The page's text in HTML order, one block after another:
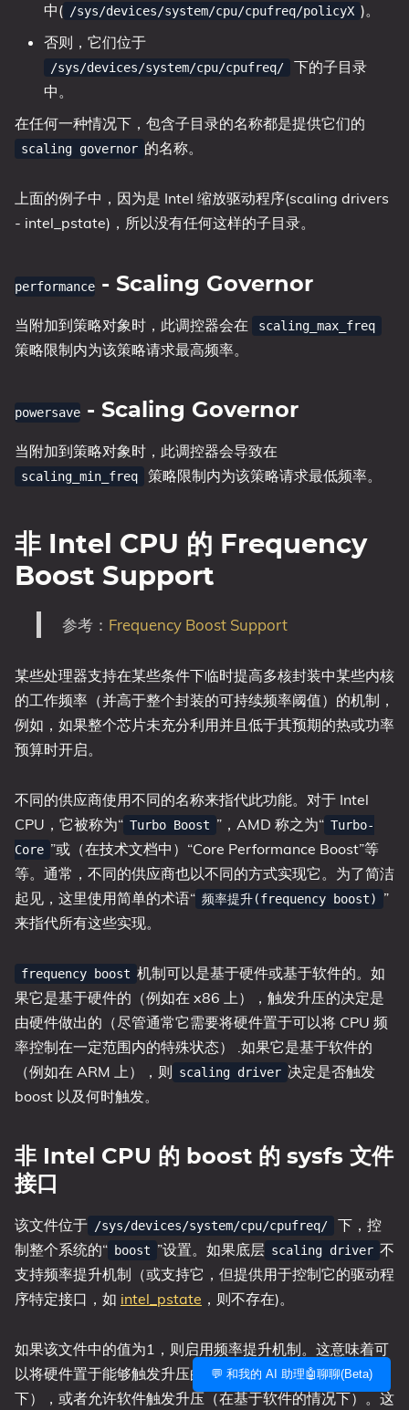
💬 和我的 AI 助理🤖聊聊(Beta)
中( /sys/devices/system/cpu/cpufreq/policyX )。
否则，它们位于
/sys/devices/system/cpu/cpufreq/
下的子目录
中。
在任何一种情况下，包含子目录的名称都是提供它们的
scaling governor 的名称。
上面的例子中，因为是 Intel 缩放驱动程序(scaling drivers
- intel_pstate)，所以没有任何这样的子目录。
performance - Scaling Governor
当附加到策略对象时，此调控器会在 scaling_max_freq
策略限制内为该策略请求最高频率。
powersave - Scaling Governor
当附加到策略对象时，此调控器会导致在
scaling_min_freq 策略限制内为该策略请求最低频率。
非 Intel CPU 的 Frequency
Boost Support
参考： Frequency Boost Support
某些处理器支持在某些条件下临时提高多核封装中某些内核
的工作频率（并高于整个封装的可持续频率阈值）的机制，
例如，如果整个芯片未充分利用并且低于其预期的热或功率
预算时开启。
不同的供应商使用不同的名称来指代此功能。对于 Intel
CPU，它被称为“ Turbo Boost ”，AMD 称之为“ Turbo-
Core ”或（在技术文档中）“Core Performance Boost”等
等。通常，不同的供应商也以不同的方式实现它。为了简洁
起见，这里使用简单的术语“ 频率提升(frequency boost)
”
来指代所有这些实现。
frequency boost 机制可以是基于硬件或基于软件的。如
果它是基于硬件的（例如在 x86 上），触发升压的决定是
由硬件做出的（尽管通常它需要将硬件置于可以将 CPU 频
率控制在一定范围内的特殊状态） .如果它是基于软件的
（例如在 ARM 上），则 scaling driver 决定是否触发
boost 以及何时触发。
非 Intel CPU 的 boost 的 sysfs 文件
接口
该文件位于 /sys/devices/system/cpu/cpufreq/
下，控
制整个系统的“ boost ”设置。如果底层 scaling driver 不
支持频率提升机制（或支持它，但提供用于控制它的驱动程
序特定接口，如 intel_pstate ，则不存在)。
如果该文件中的值为1，则启用频率提升机制。这意味着可
以将硬件置于能够触发升压的状态（在基于硬件的情况
下），或者允许软件触发升压（在基于软件的情况下）。这